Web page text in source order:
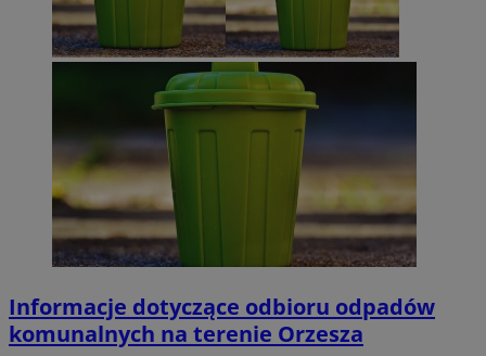
Informacje dotyczące odbioru odpadów
komunalnych na terenie Orzesza